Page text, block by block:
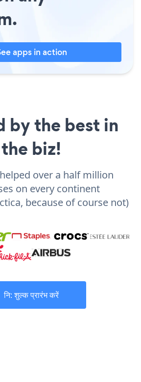
apps in action
by the best in
the biz!
over a half million
on every continent
because of course not)
नि: शुल्क प्रारंभ करें